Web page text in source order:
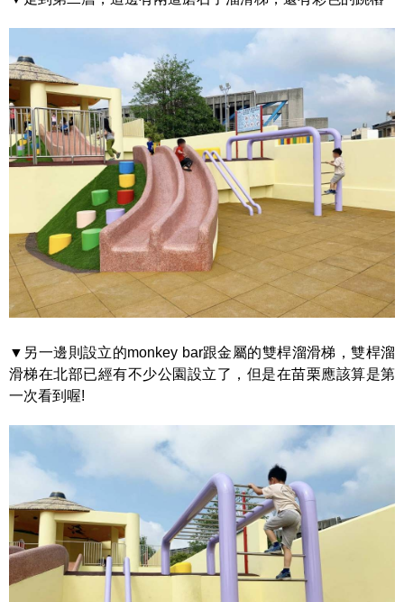
▼另一邊則設立的monkey bar跟金屬的雙桿溜滑梯，雙桿溜
滑梯在北部已經有不少公園設立了，但是在苗栗應該算是第
一次看到喔!